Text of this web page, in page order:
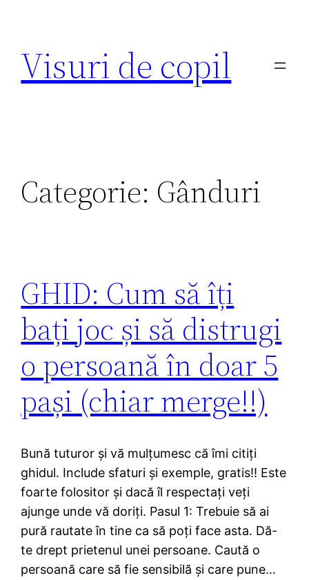
conținut
Visuri de copil
Categorie: Gânduri
GHID: Cum să îți
bați joc și să distrugi
o persoană în doar 5
pași (chiar merge!!)
Bună tuturor și vă mulțumesc că îmi citiți
ghidul. Include sfaturi și exemple, gratis!! Este
foarte folositor și dacă îl respectați veți
ajunge unde vă doriți. Pasul 1: Trebuie să ai
pură rautate în tine ca să poți face asta. Dă-
te drept prietenul unei persoane. Caută o
persoană care să fie sensibilă și care pune…